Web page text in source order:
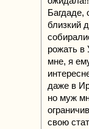
Багдаде,
близкий
рожать в
мне, я
даже в
но муж
свою